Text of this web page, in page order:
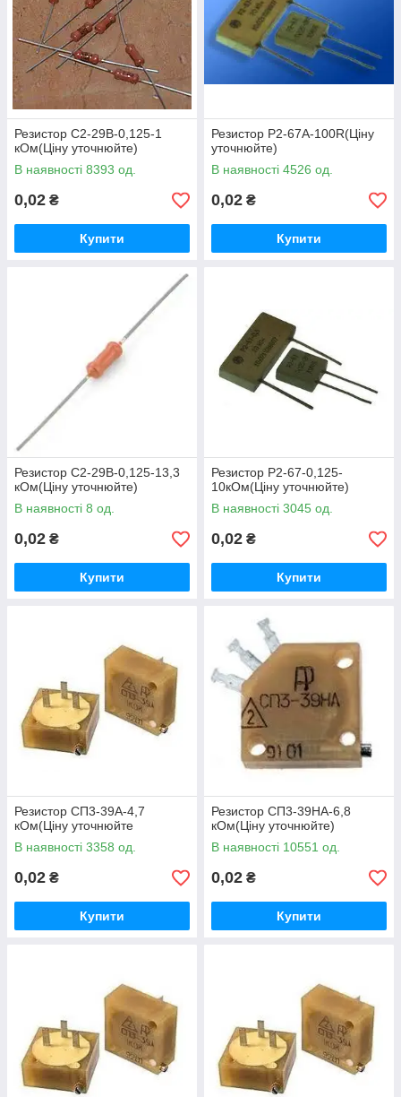
Резистор С2-29В-0,125-1
кОм(Ціну уточнюйте)
В наявності 8393 од.
0,02 ₴
Купити
Резистор Р2-67А-100R(Ціну
уточнюйте)
В наявності 4526 од.
0,02 ₴
Купити
Резистор С2-29В-0,125-13,3
кОм(Ціну уточнюйте)
В наявності 8 од.
0,02 ₴
Купити
Резистор Р2-67-0,125-
10кОм(Ціну уточнюйте)
В наявності 3045 од.
0,02 ₴
Купити
Резистор СП3-39А-4,7
кОм(Ціну уточнюйте
В наявності 3358 од.
0,02 ₴
Купити
Резистор СП3-39НА-6,8
кОм(Ціну уточнюйте)
В наявності 10551 од.
0,02 ₴
Купити